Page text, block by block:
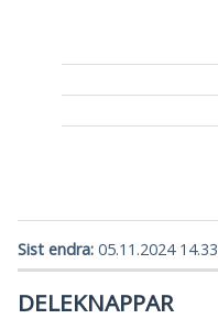
Sist endra 05.11.2024 14.33
DELEKNAPPAR